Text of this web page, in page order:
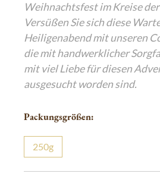
Weihnachtsfest im Kreise
Versüßen Sie sich diese
Heiligenabend mit unseren
die mit handwerklicher
mit viel Liebe für diesen
ausgesucht worden sind.
Packungsgrößen:
250g